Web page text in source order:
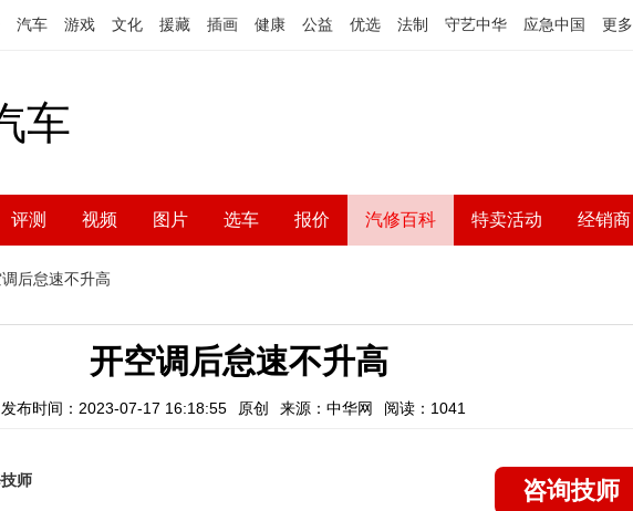
汽车 游戏 文化 援藏 插画 健康 公益 优选 法制 守艺中华 应急中国 更多
车
评测 视频 图片 选车 报价 汽修百科 特卖活动 经销商
后怠速不升高
开空调后怠速不升高
发布时间：2023-07-17 16:18:55 原创 来源：中华网 阅读：1041
师 咨询技师